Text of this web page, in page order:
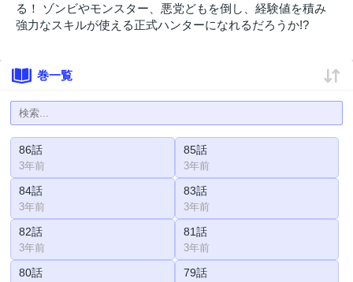
る！ ゾンビやモンスター、悪党どもを倒し、経験値を積み
強力なスキルが使える正式ハンターになれるだろうか!?
巻一覧
86話
3年前
85話
3年前
84話
3年前
83話
3年前
82話
3年前
81話
3年前
80話 79話